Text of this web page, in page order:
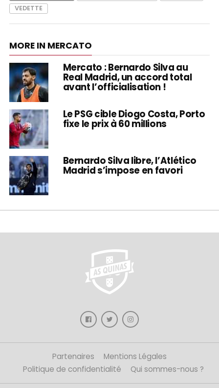
VEDETTE
MORE IN MERCATO
Mercato : Bernardo Silva au
Real Madrid, un accord total
avant l’officialisation !
Le PSG cible Diogo Costa, Porto
fixe le prix à 60 millions
Bernardo Silva libre, l’Atlético
Madrid s’impose en favori
Partenaires
Mentions Légales
Politique de confidentialité
Qui sommes-nous ?